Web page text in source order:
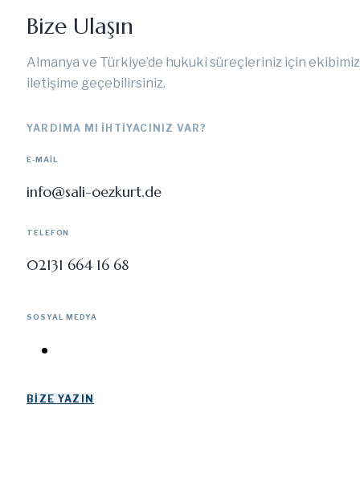
Bize Ulaşın
Almanya ve Türkiye’de hukuki süreçleriniz için
iletişime geçebilirsiniz.
YARDIMA MI IHTIYACINIZ VAR?
E-MAIL
info@sali-oezkurt.de
TELEFON
02131 664 16 68
SOSYAL MEDYA
BIZE YAZIN